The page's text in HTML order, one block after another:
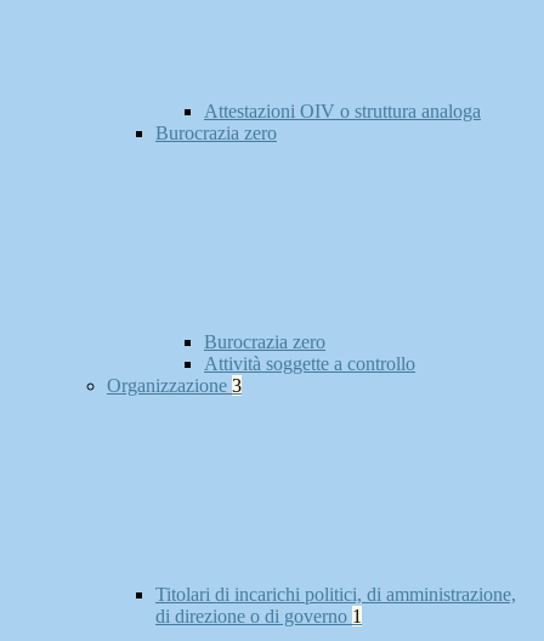
Attestazioni OIV o struttura analoga
Burocrazia zero
Burocrazia zero
Attività soggette a controllo
Organizzazione 3
Titolari di incarichi politici, di amministrazione,
di direzione o di governo 1